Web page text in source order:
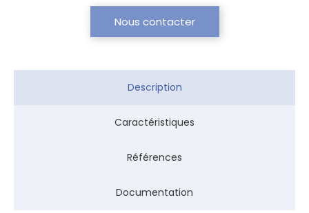
Nous contacter
Description
Caractéristiques
Références
Documentation